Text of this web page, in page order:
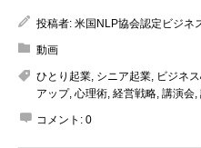
投稿者: 米国NLP協会認定ビジネ
動画
ひとり起業, シニア起業, ビジネ
アップ, 心理術, 経営戦略, 講演会,
コメント: 0